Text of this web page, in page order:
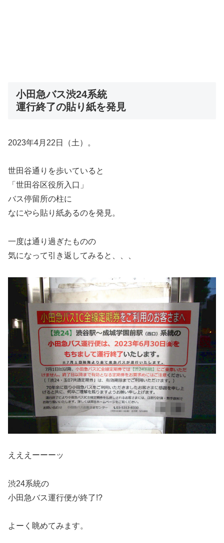
小田急バス渋24系統
運行終了の貼り紙を発見
2023年4月22日（土）。
世田谷通りを歩いていると
「世田谷区役所入口」
バス停留所の柱に
なにやら貼り紙あるのを発見。
一度は通り過ぎたものの
気になって引き返してみると、、、
えええーーーッ
渋24系統の
小田急バス運行便が終了!?
よーく眺めてみます。